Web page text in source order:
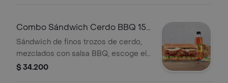
Combo Sándwich Cerdo BBQ 15
Cm
Sándwich de finos trozos de cerdo,
mezclados con salsa BBQ, escoge el
pan, queso, vegetales y salsas que
$ 34.200